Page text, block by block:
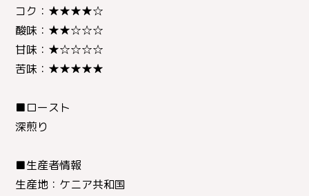
コク：★★★★☆
酸味：★★☆☆☆
甘味：★☆☆☆☆
苦味：★★★★★
■ロースト
深煎り
■生産者情報
生産地：ケニア共和国